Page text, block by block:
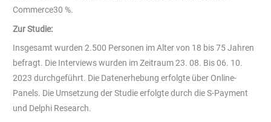
Commerce30 %.
Zur Studie:
Insgesamt wurden 2.500 Personen im Alter von 18 bis 75 Jahren
befragt. Die Inter­views wurden im Zeitraum 23. 08. Bis 06. 10.
2023 durchgeführt. Die Datenerhebung erfolgte über Online-
Panels. Die Umsetzung der Studie erfolgte durch die S-Payment
und Delphi Research.